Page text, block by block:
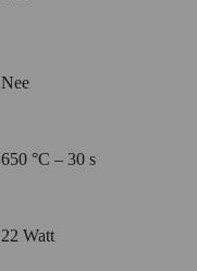
Nee
650 °C – 30 s
22 Watt